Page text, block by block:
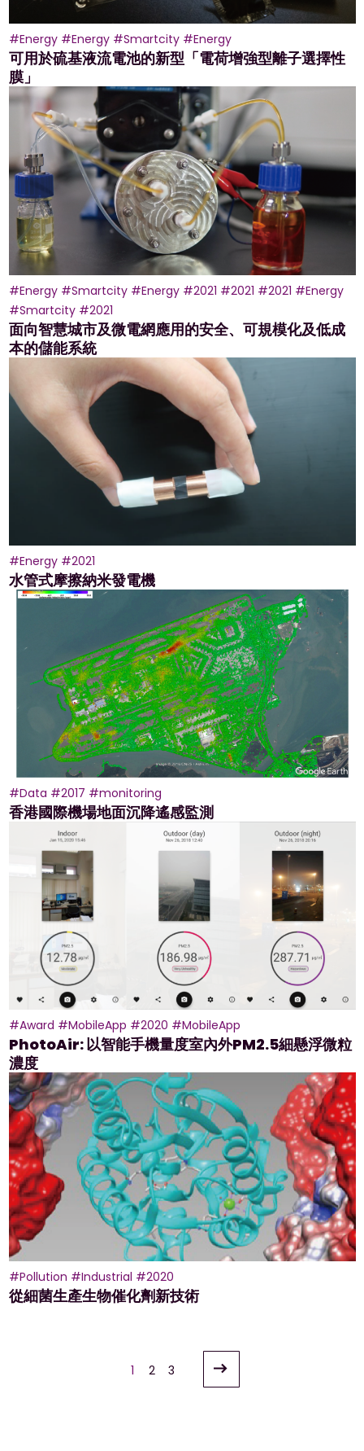
#Energy #Energy #Smartcity #Energy
可用於硫基液流電池的新型「電荷增強型離子選擇性
膜」
#Energy #Smartcity #Energy #2021 #2021 #2021 #Energy
#Smartcity #2021
面向智慧城市及微電網應用的安全、可規模化及低成
本的儲能系統
#Energy #2021
水管式摩擦納米發電機
#Data #2017 #monitoring
香港國際機場地面沉降遙感監測
#Award #MobileApp #2020 #MobileApp
PhotoAir: 以智能手機量度室內外PM2.5細懸浮微粒
濃度
#Pollution #Industrial #2020
從細菌生產生物催化劑新技術
1 2 3